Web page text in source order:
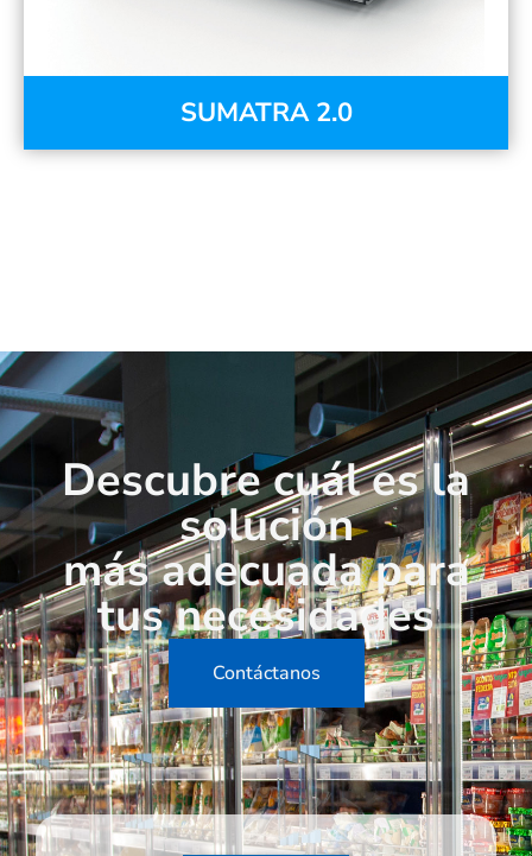
SUMATRA 2.0
Descubre cuál es la
solución
más adecuada para
tus necesidades
Contáctanos